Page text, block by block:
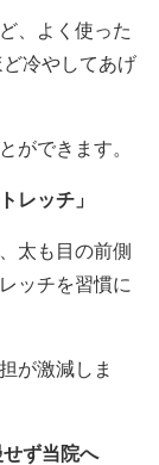
、よく使った
冷やしてあげ
ができます。
レッチ」
太も目の前側
ッチを習慣に
が激減しま
ず当院へ